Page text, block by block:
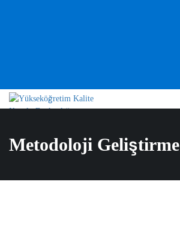
Metodoloji Geliştirme